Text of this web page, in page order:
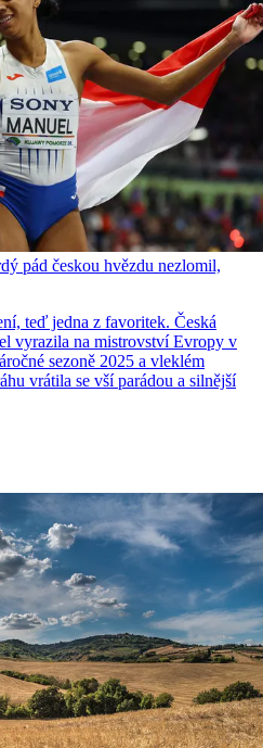
pád českou hvězdu nezlomil,
teď jedna z favoritek. Česká
vyrazila na mistrovství Evropy v
sezoně 2025 a vleklém
vrátila se vší parádou a silnější